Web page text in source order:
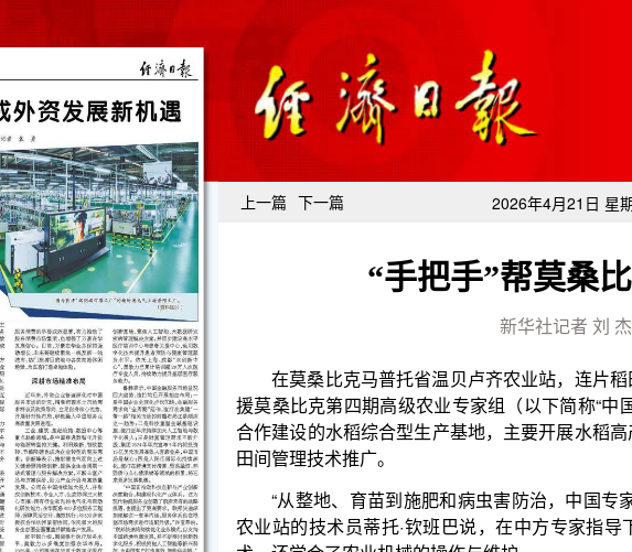
上一篇 下一篇 2026年4月21日 星
“手把手”帮莫桑
新华社记者 刘 杰
在莫桑比克马普托省温贝卢齐农业站，连片稻田已进入收获季节。
援莫桑比克第四期高级农业专家组（以下简称“中国专家组”）与莫桑比
合作建设的水稻综合型生产基地，主要开展水稻高产示范、品种试验、
田间管理技术推广。
“从整地、育苗到施肥和病虫害防治，中国专家带来了一整套系统
农业站的技术员蒂托·钦班巴说，在中方专家指导下，他不仅掌握了水
术，还学会了农业机械的操作与维护。
中国专家组水稻兼农产品加工专家李玉好介绍，前期测产结果显示
农业站的大田示范区，水稻产量可达每公顷约8吨，明显高于当地传统种